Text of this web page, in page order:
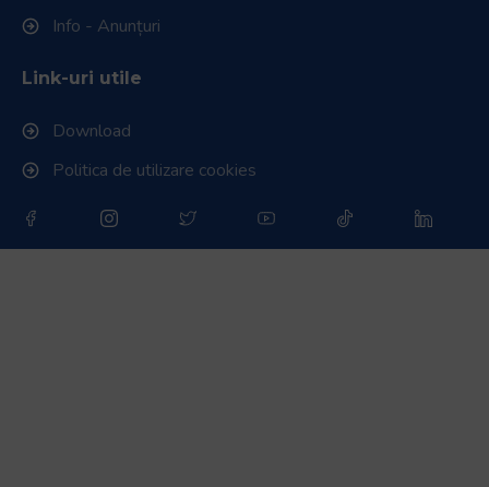
Info - Anunțuri
Link-uri utile
Download
Politica de utilizare cookies